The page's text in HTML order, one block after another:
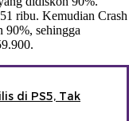
ribu. Kemudian Crash
sehingga
di PS5, Tak